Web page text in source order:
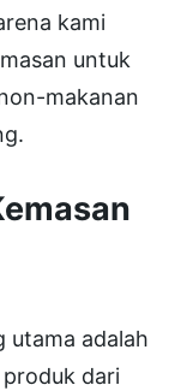
kami
untuk
makanan
utama adalah
dari